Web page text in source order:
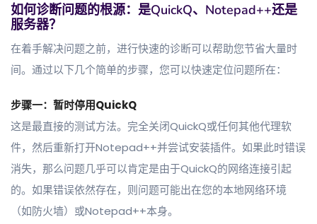
如何诊断问题的根源：是QuickQ、Notepad++还是
服务器？
在着手解决问题之前，进行快速的诊断可以帮助您节省大量时
间。通过以下几个简单的步骤，您可以快速定位问题所在：
步骤一：暂时停用QuickQ
这是最直接的测试方法。完全关闭QuickQ或任何其他代理软
件，然后重新打开Notepad++并尝试安装插件。如果此时错误
消失，那么问题几乎可以肯定是由于QuickQ的网络连接引起
的。如果错误依然存在，则问题可能出在您的本地网络环境
（如防火墙）或Notepad++本身。